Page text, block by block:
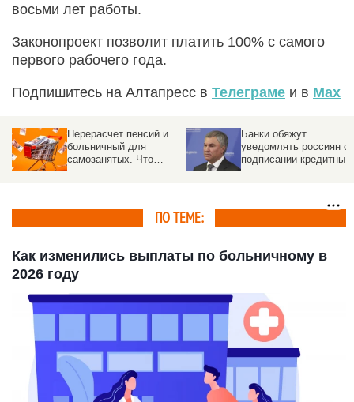
восьми лет работы.
Законопроект позволит платить 100% с самого
первого рабочего года.
Подпишитесь на Алтапресс в Телеграме и в Max
Перерасчет пенсий и
больничный для
самозанятых. Что
Банки обяжут
уведомлять россиян о
подписании кредитных
ПО ТЕМЕ:
Как изменились выплаты по больничному в
2026 году